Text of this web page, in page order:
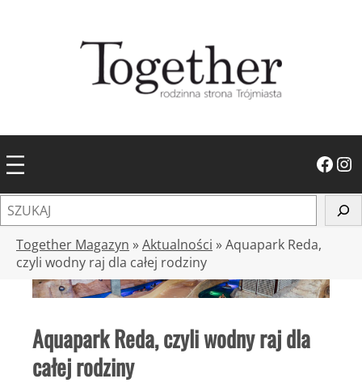
Facebook Instagram
z
Together Magazyn »Aktualności »Aquapark Reda,
czyli wodny raj dla całej rodziny
Aquapark Reda, czyli wodny raj dla
całej rodziny